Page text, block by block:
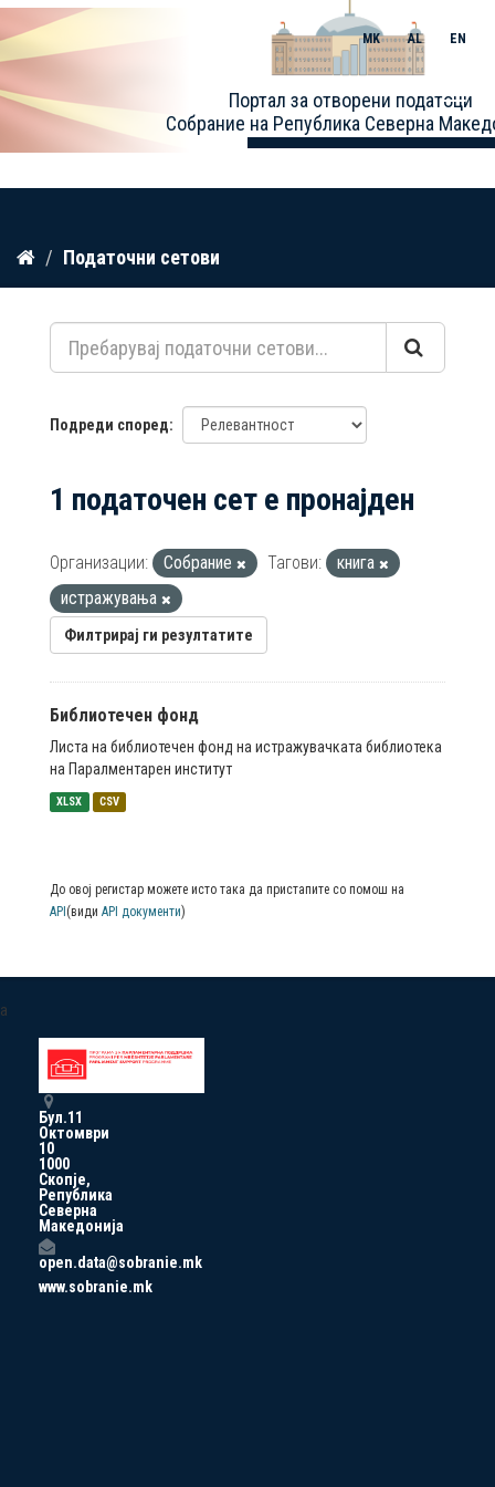
Прескокнете
содржина
Портал за отворени податоци
Собрание на Република Северна
MK AL EN
Toggle
Податочни сетови
Подреди според
1 податочен сет е пронајден
Организации: Собрание Тагови:
книга
истражувања
Филтрирај ги резултатите
Библиотечен фонд
Листа на библиотечен фонд на истражувачката библиотека
на Паралментарен институт
XLSX CSV
До овој регистар можете исто така да пристапите со помош на
API (види API документи)
a
Бул.11
Октомври
10
1000
Скопје,
Република
Северна
Македонија
open.data@sobranie.mk
www.sobranie.mk